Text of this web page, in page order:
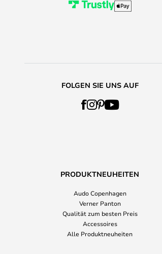
FOLGEN SIE UNS AUF
PRODUKTNEUHEITEN
Audo Copenhagen
Verner Panton
Qualität zum besten Preis
Accessoires
Alle Produktneuheiten